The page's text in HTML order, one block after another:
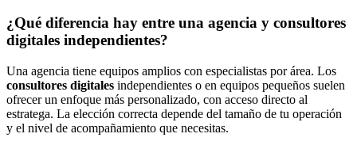
¿Qué diferencia hay entre una agencia y consultores
digitales independientes?
Una agencia tiene equipos amplios con especialistas por área. Los
consultores digitales independientes o en equipos pequeños suelen
ofrecer un enfoque más personalizado, con acceso directo al
estratega. La elección correcta depende del tamaño de tu operación
y el nivel de acompañamiento que necesitas.